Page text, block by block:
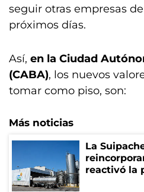
seguir otras empresas
próximos días.
Así, en la Ciudad
(CABA), los nuevos
tomar como piso, son:
Más noticias
La
reactivó la